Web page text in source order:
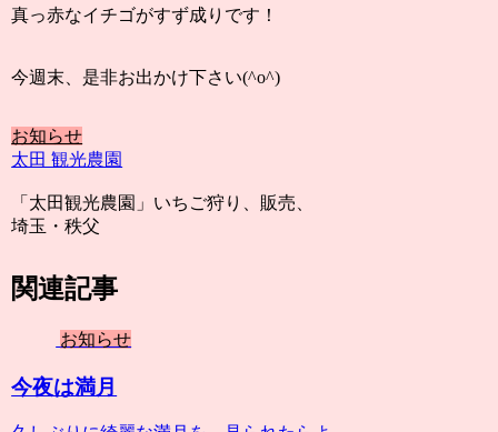
真っ赤なイチゴがすず成りです！
今週末、是非お出かけ下さい(^o^)
お知らせ
太田 観光農園
「太田観光農園」いちご狩り、販売、
埼玉・秩父
関連記事
お知らせ
今夜は満月